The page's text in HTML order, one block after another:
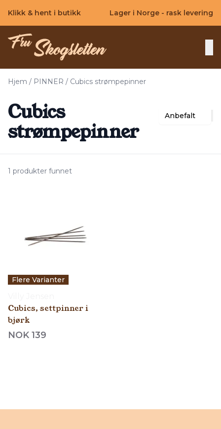
Klikk & hent i butikk Lager i Norge - rask levering
Hjem / PINNER / Cubics strømpepinner
Cubics
strømpepinner
Anbefalt
1 produkter funnet
Flere Varianter
Cubics, settpinner i
bjørk
NOK 139